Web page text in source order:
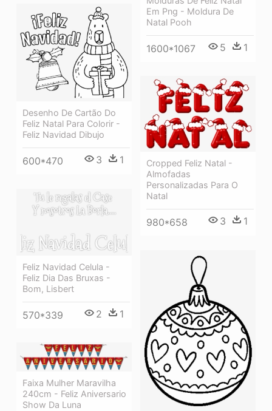
Em Png - Moldura De
Natal Pooh
1600*1067 5 1
Desenho De Cartão Do
Feliz Natal Para Colorir -
Feliz Navidad Dibujo
600*470 3 1
Cropped Feliz Natal -
Almofadas
Personalizadas Para O
Natal
980*658 3 1
Feliz Navidad Celula -
Feliz Dia Das Bruxas -
Bom, Lisbert
570*339 2 1
Faixa Mulher Maravilha
240cm - Feliz Aniversario
Show Da Luna